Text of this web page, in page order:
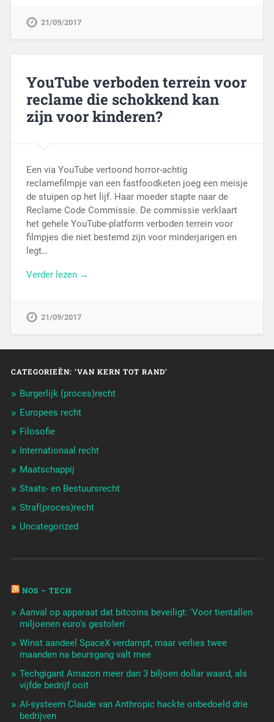
21/09/2017
YouTube verboden terrein voor
reclame die schokkend kan
zijn voor kinderen?
Een via YouTube vertoond horror-achtig
reclamefilmpje van een fastfoodketen joeg een meisje
de stuipen op het lijf. Haar moeder stapte naar de
Reclame Code Commissie. De commissie verklaart
het gehele YouTube-platform verboden terrein voor
filmpjes die niet bestemd zijn voor minderjarigen en
legt…
Verder lezen →
21/09/2017
CATEGORIEËN: ‘VAN KERN TOT RAND’
Burgerlijk (proces)recht
Europees recht
Filosofie
Internationaal recht
Maatschappij
Staats- en Bestuursrecht
Straf(proces)recht
Uncategorized
NOS – TECH
Aanval op apparaat dat bitcoins beveiligt: 'Voor tientallen
miljoenen euro's gestolen'
Winst aandeel SpaceX verdampt, maar verlies twee
maanden na beursgang valt mee
Techgigant Amazon meer dan 3 biljoen dollar waard, als
vijfde bedrijf ooit
AI-systeem Claude van Anthropic hackte onbedoeld drie
bedrijven